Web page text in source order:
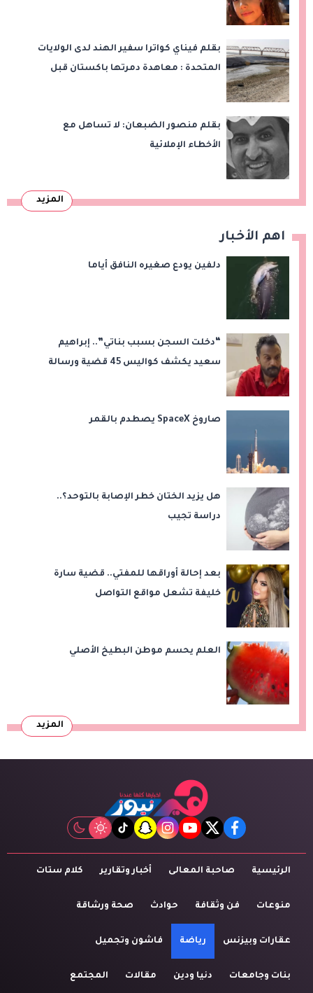
بقلم فيناي كواترا سفير الهند لدى الولايات
المتحدة : معاهدة دمرتها باكستان قبل
بقلم منصور الضبعان: لا تساهل مع
الأخطاء الإملائية
المزيد
اهم الأخبار
دلفين يودع صغيره النافق أياما
“دخلت السجن بسبب بناتي”.. إبراهيم
سعيد يكشف كواليس 45 قضية ورسالة
صاروخ SpaceX يصطدم بالقمر
هل يزيد الختان خطر الإصابة بالتوحد؟..
دراسة تجيب
بعد إحالة أوراقها للمفتي.. قضية سارة
خليفة تشعل مواقع التواصل
العلم يحسم موطن البطيخ الأصلي
المزيد
facebook
twitter
youtube
instagram
snapchat
tiktok
الرئيسية صاحبة المعالى أخبار وتقارير كلام ستات
منوعات فن وثقافة حوادث صحة ورشاقة
عقارات وبيزنس رياضة فاشون وتجميل
بنات وجامعات دنيا ودين مقالات المجتمع